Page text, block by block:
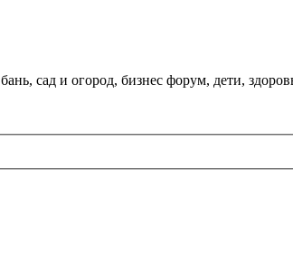
сад и огород, бизнес форум, дети,